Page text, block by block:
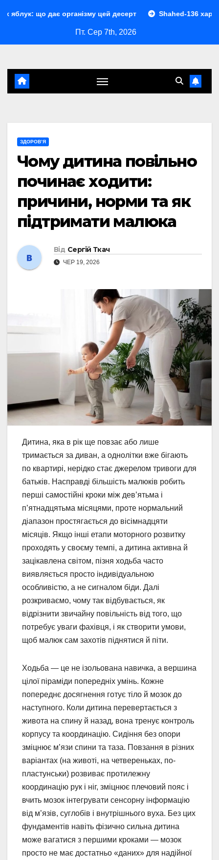
організму цей десерт Shahed-136 характеристики:
Пт. Сер 7th, 2026
ЗДОРОВ’Я
Чому дитина повільно
починає ходити:
причини, норми та як
підтримати малюка
Від Сергій Ткач
ЧЕР 19, 2026
Дитина, яка в рік ще повзає або лише
тримається за диван, а однолітки вже бігають
по квартирі, нерідко стає джерелом тривоги для
батьків. Насправді більшість малюків робить
перші самостійні кроки між дев’ятьма і
п’ятнадцятьма місяцями, проте нормальний
діапазон простягається до вісімнадцяти
місяців. Якщо інші етапи моторного розвитку
проходять у своєму темпі, а дитина активна й
зацікавлена світом, пізня ходьба часто
виявляється просто індивідуальною
особливістю, а не сигналом біди. Далі
розкриваємо, чому так відбувається, як
відрізнити звичайну повільність від того, що
потребує уваги фахівця, і як створити умови,
щоб малюк сам захотів піднятися й піти.
Ходьба — це не ізольована навичка, а вершина
цілої піраміди попередніх умінь. Кожне
попереднє досягнення готує тіло й мозок до
наступного. Коли дитина перевертається з
живота на спину й назад, вона тренує контроль
корпусу та координацію. Сидіння без опори
зміцнює м’язи спини та таза. Повзання в різних
варіантах (на животі, на четвереньках, по-
пластунськи) розвиває протилежну
координацію рук і ніг, зміцнює плечовий пояс і
вчить мозок інтегрувати сенсорну інформацію
від м’язів, суглобів і внутрішнього вуха. Без цих
фундаментів навіть фізично сильна дитина
може вагатися з першими кроками — мозок
просто не має достатньо «даних» для надійної